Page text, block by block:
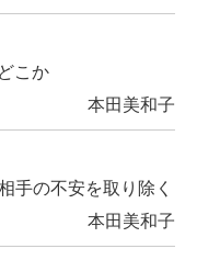
こか
本田美和子
手の不安を取り除く
本田美和子